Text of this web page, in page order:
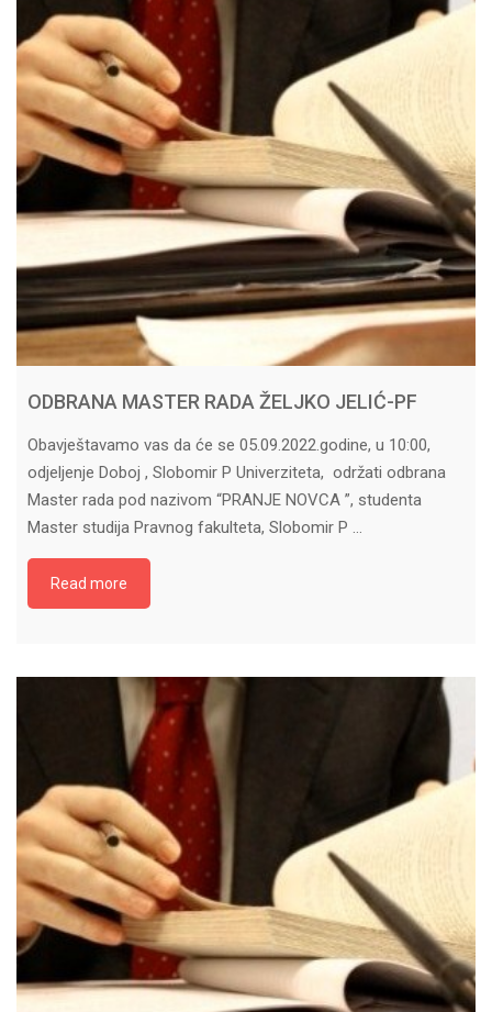
ODBRANA MASTER RADA ŽELJKO JELIĆ-PF
Obavještavamo vas da će se 05.09.2022.godine, u 10:00,
odjeljenje Doboj , Slobomir P Univerziteta, održati odbrana
Master rada pod nazivom “PRANJE NOVCA ”, studenta
Master studija Pravnog fakulteta, Slobomir P …
Read more